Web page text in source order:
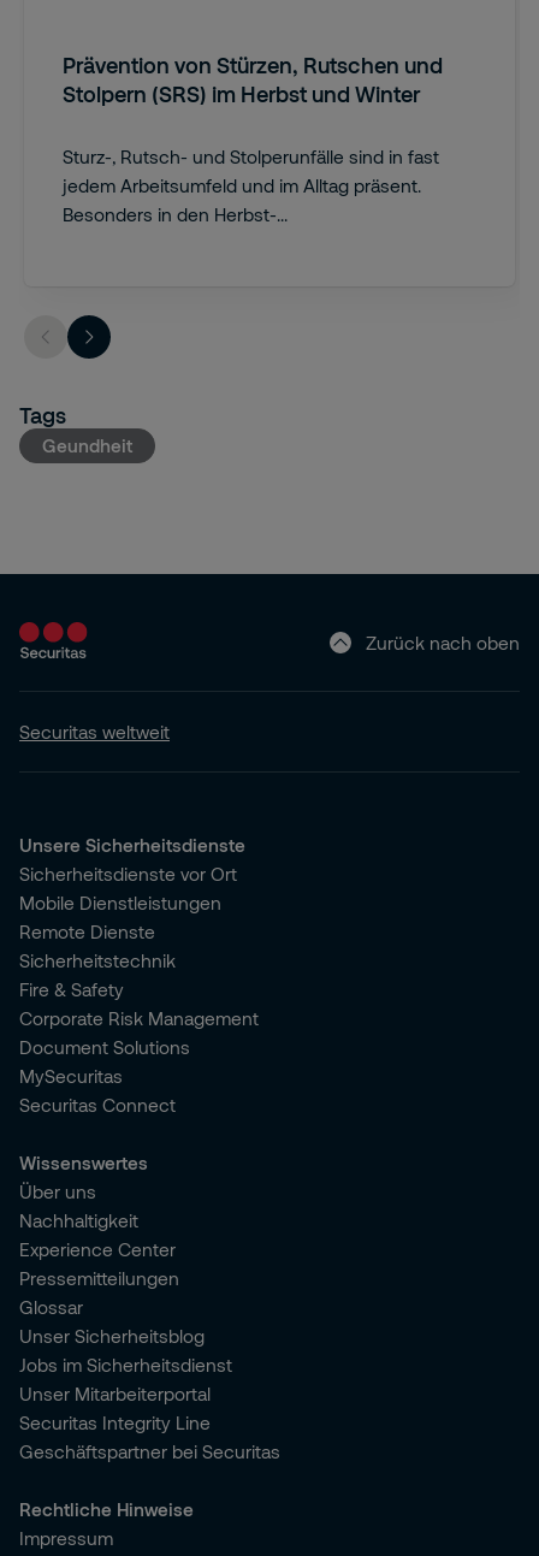
Prävention von Stürzen, Rutschen und
Stolpern (SRS) im Herbst und Winter
Sturz-, Rutsch- und Stolperunfälle sind in fast
jedem Arbeitsumfeld und im Alltag präsent.
Besonders in den Herbst-...
Tags
Geundheit
Zurück nach oben
Securitas weltweit
Unsere Sicherheitsdienste
Sicherheitsdienste vor Ort
Mobile Dienstleistungen
Remote Dienste
Sicherheitstechnik
Fire & Safety
Corporate Risk Management
Document Solutions
MySecuritas
Securitas Connect
Wissenswertes
Über uns
Nachhaltigkeit
Experience Center
Pressemitteilungen
Glossar
Unser Sicherheitsblog
Jobs im Sicherheitsdienst
Unser Mitarbeiterportal
Securitas Integrity Line
Geschäftspartner bei Securitas
Rechtliche Hinweise
Impressum